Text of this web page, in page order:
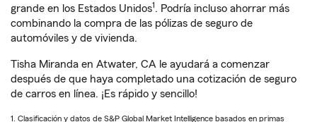
grande en los Estados Unidos1. Podría incluso ahorrar más
combinando la compra de las pólizas de seguro de
automóviles y de vivienda.
Tisha Miranda en Atwater, CA le ayudará a comenzar
después de que haya completado una cotización de seguro
de carros en línea. ¡Es rápido y sencillo!
1. Clasificación y datos de S&P Global Market Intelligence basados en primas